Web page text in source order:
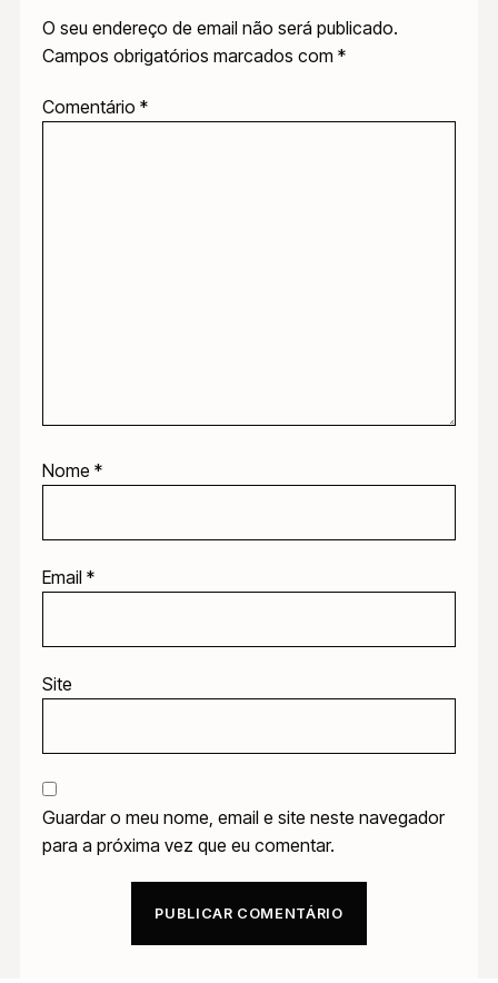
O seu endereço de email não será publicado.
Campos obrigatórios marcados com *
Comentário *
Nome *
Email *
Site
Guardar o meu nome, email e site neste navegador
para a próxima vez que eu comentar.